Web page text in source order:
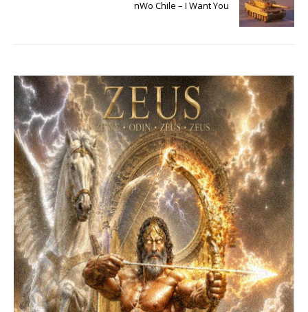
nWo Chile – I Want You